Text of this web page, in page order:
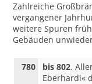
Zahlreiche
vergangener
weitere Spuren
Gebäuden
780 bis 802.
Eberhardi«